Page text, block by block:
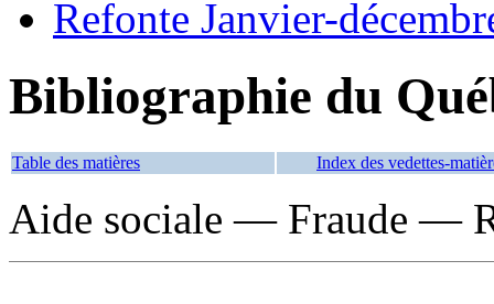
Refonte Janvier-
Bibliographie du
Table des matières Index des vedettes-
Aide sociale — Fraude —